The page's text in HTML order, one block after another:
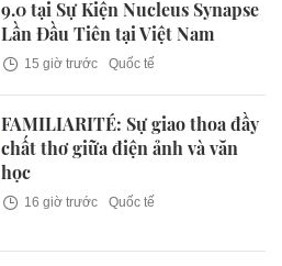
9.0 tại Sự Kiện Nucleus Synapse
Lần Đầu Tiên tại Việt Nam
15 giờ trước Quốc tế
FAMILIARITÉ: Sự giao thoa đầy
chất thơ giữa điện ảnh và văn
học
16 giờ trước Quốc tế